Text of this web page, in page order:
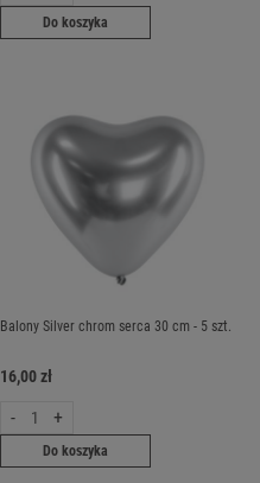
Do koszyka
Balony Silver chrom serca 30 cm - 5 szt.
16,00 zł
- +
Do koszyka